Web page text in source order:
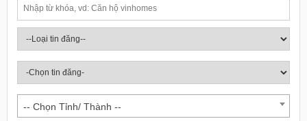
-- Chọn Tỉnh/ Thành --